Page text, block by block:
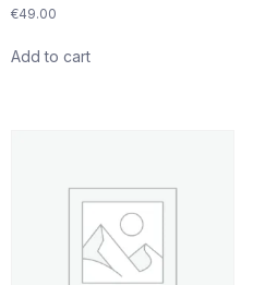
€49.00
Add to cart